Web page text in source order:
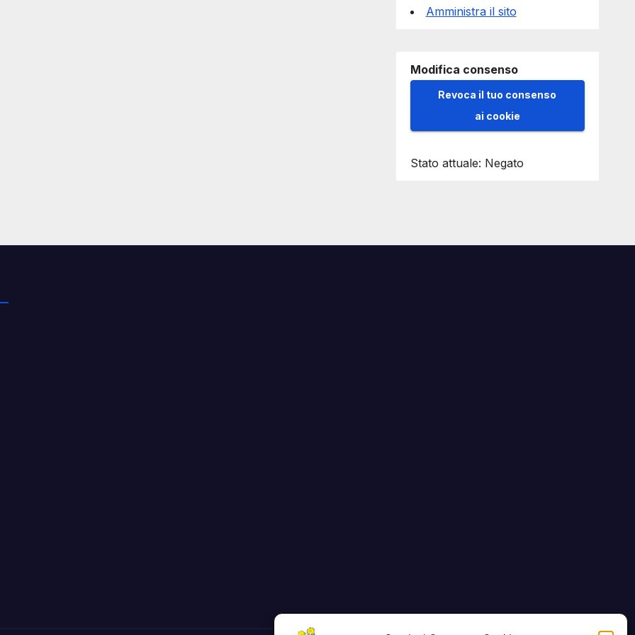
Amministra il sito
Modifica consenso
Revoca il tuo consenso
ai cookie
Stato attuale: Negato